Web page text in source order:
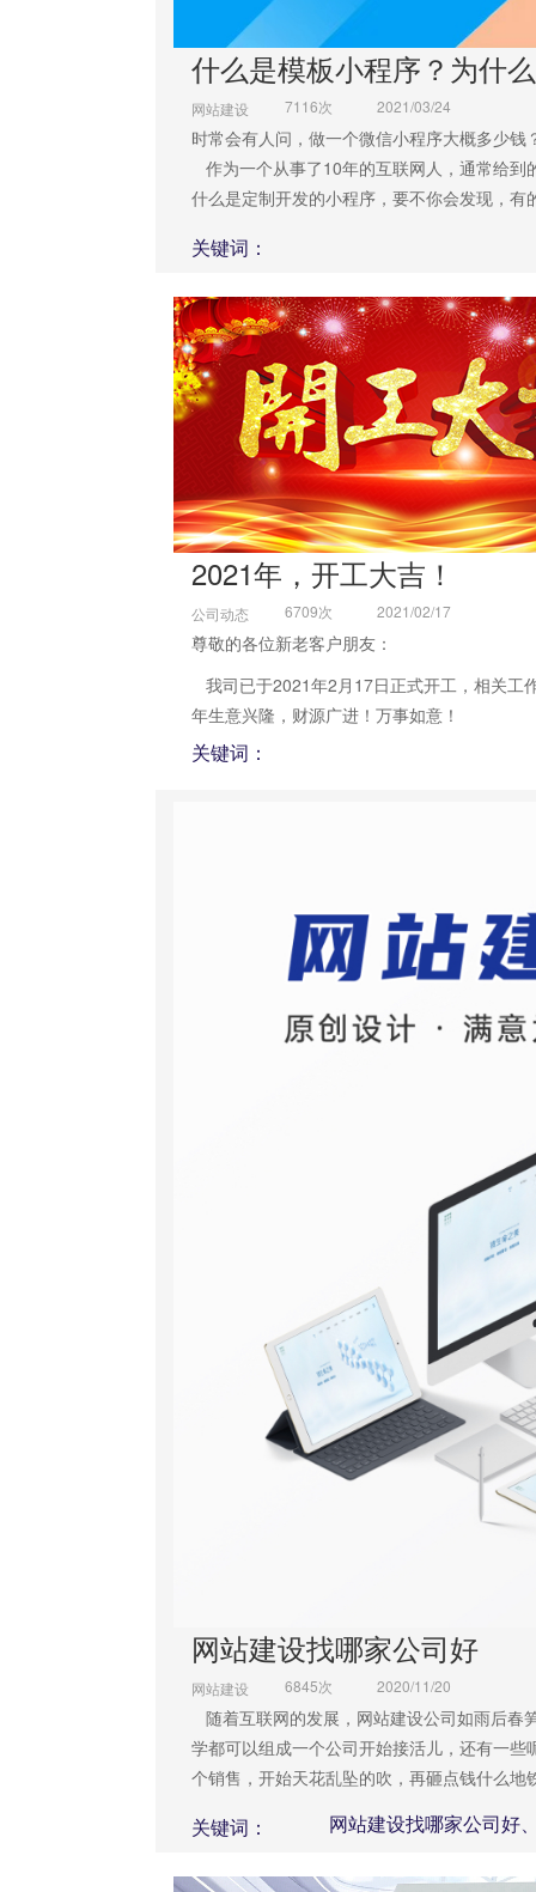
什么是模板小程序？为什
网站建设 7116次 2021/03/24
时常会有人问，做一个微信小程序大概多少钱
作为一个从事了10年的互联网人，通常给
什么是定制开发的小程序，要不你会发现，
关键词：
2021年，开工大吉！
公司动态 6709次 2021/02/17
尊敬的各位新老客户朋友：
我司已于2021年2月17日正式开工，相关工
年生意兴隆，财源广进！万事如意！
关键词：
网站建设找哪家公司好
网站建设 6845次 2020/11/20
随着互联网的发展，网站建设公司如雨后春
学都可以组成一个公司开始接活儿，还有一
个销售，开始天花乱坠的吹，再砸点钱什么
怨声载道，反而累及了其他网络公司的名声
关键词： 网站建设找哪家公司好